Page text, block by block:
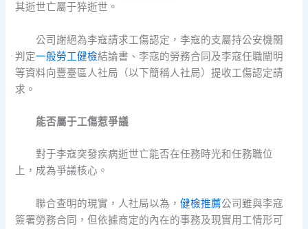
其逝世亡屬于猝逝世。
公司謝絕為李寇請求工傷認定，李寇的支屬持公安機關
判定一般勞工健檢結論書、李寇的勞務合同及李寇任職闡明
等資料向豐臺區人社局（以下簡稱人社局）提收工傷認定請
求。
能否屬于工傷惹爭議
對于李寇突發疾病逝世亡能否在任務時光和任務職位
上，成為爭議核心。
聯合查明的現實，人社局以為， 健檢推薦公司雖與李寇
簽署勞務合同，但依據商定的內在的事務及現實用工情形可